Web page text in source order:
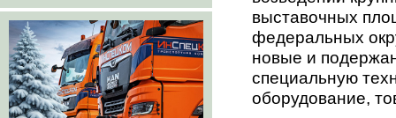
выставочных
федеральных
новые и
специальную
оборудование,